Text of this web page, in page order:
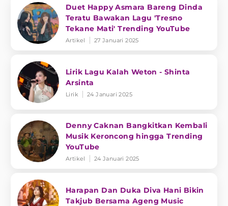
Duet Happy Asmara Bareng Dinda
Teratu Bawakan Lagu 'Tresno
Tekane Mati' Trending YouTube
Artikel 27 Januari 2025
Lirik Lagu Kalah Weton - Shinta
Arsinta
Lirik 24 Januari 2025
Denny Caknan Bangkitkan Kembali
Musik Keroncong hingga Trending
YouTube
Artikel 24 Januari 2025
Harapan Dan Duka Diva Hani Bikin
Takjub Bersama Ageng Music